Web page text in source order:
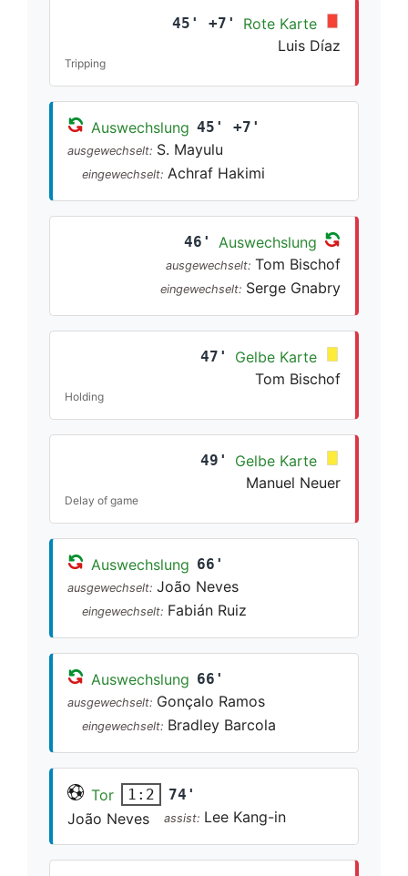
45' +7'
Rote Karte
Luis Díaz
Tripping
Auswechslung 45' +7'
ausgewechselt: S. Mayulu
eingewechselt: Achraf Hakimi
46' Auswechslung
ausgewechselt: Tom Bischof
eingewechselt: Serge Gnabry
47'
Gelbe Karte
Tom Bischof
Holding
49'
Gelbe Karte
Manuel Neuer
Delay of game
Auswechslung 66'
ausgewechselt: João Neves
eingewechselt: Fabián Ruiz
Auswechslung 66'
ausgewechselt: Gonçalo Ramos
eingewechselt: Bradley Barcola
Tor 1:2 74'
João Neves assist: Lee Kang-in